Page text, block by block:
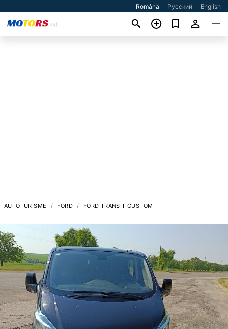
Română Русский English
AUTOTURISME FORD FORD TRANSIT CUSTOM